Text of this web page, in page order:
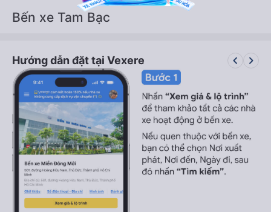
Bến xe Tam Bạc
Hướng dẫn đặt tại Vexere keyboard_arrow_left keyboard_arrow_right